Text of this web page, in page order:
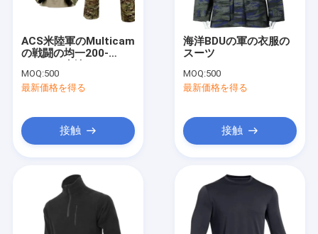
ACS米陸軍のMulticam
の戦闘の均一200-
ンはGen3に塗った
MOQ:500
最新価格を得る
接触
海洋BDUの軍の衣服の
スーツ
MOQ:500
最新価格を得る
接触